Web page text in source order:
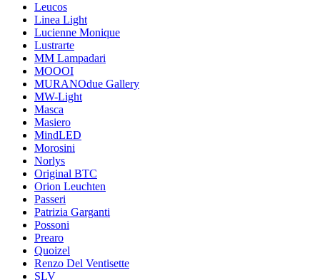
Leucos
Linea Light
Lucienne Monique
Lustrarte
MM Lampadari
MOOOI
MURANOdue Gallery
MW-Light
Masca
Masiero
MindLED
Morosini
Norlys
Original BTC
Orion Leuchten
Passeri
Patrizia Garganti
Possoni
Prearo
Quoizel
Renzo Del Ventisette
SLV